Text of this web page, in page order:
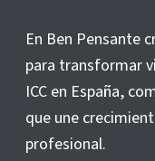
En Ben Pensante
para transformar
ICC en España,
que une
profesional.